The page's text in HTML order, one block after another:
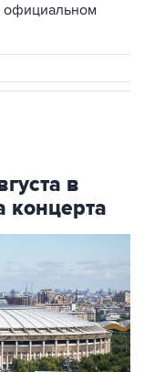
официальном
в
концерта